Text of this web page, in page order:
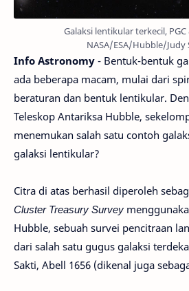
Galaksi lentikular terkecil,
NASA/ESA/Hubble/Judy
Info Astronomy - Bentuk-bentuk
ada beberapa macam, mulai dari
beraturan dan bentuk lentikular.
Teleskop Antariksa Hubble,
menemukan salah satu contoh
galaksi lentikular?
Citra di atas berhasil diperoleh
Cluster Treasury Survey
Hubble, sebuah survei pencitraan
dari salah satu gugus galaksi
Sakti, Abell 1656 (dikenal juga